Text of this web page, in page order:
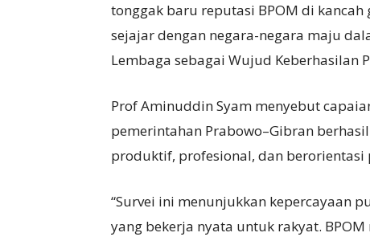
tonggak baru reputasi BPOM di
sejajar dengan negara-negara maju
Lembaga sebagai Wujud Keberhasilan
Prof Aminuddin Syam menyebut
pemerintahan Prabowo–Gibran
produktif, profesional, dan berorientasi
“Survei ini menunjukkan kepercayaan
yang bekerja nyata untuk rakyat.